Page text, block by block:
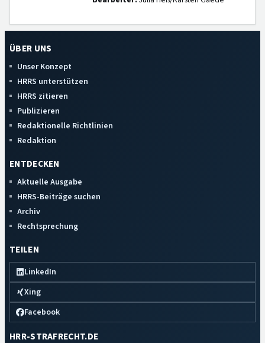
ÜBER UNS
Unser Konzept
HRRS unterstützen
HRRS zitieren
Publizieren
Redaktionelle Richtlinien
Redaktion
ENTDECKEN
Aktuelle Ausgabe
HRRS-Beiträge suchen
Archiv
Rechtsprechung
TEILEN
LinkedIn
Xing
Facebook
HRR-STRAFRECHT.DE